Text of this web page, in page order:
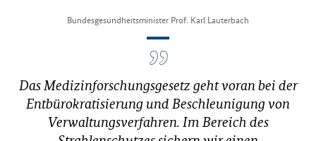
Bundesgesundheitsminister Prof. Karl Lauterbach
Das Medizinforschungsgesetz geht voran bei der
Entbürokratisierung und Beschleunigung von
Verwaltungsverfahren. Im Bereich des